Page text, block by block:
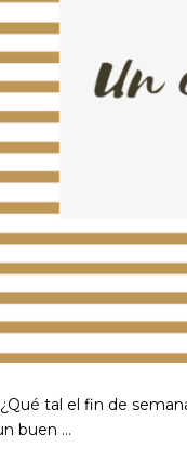
¿Qué tal el fin de
buen …